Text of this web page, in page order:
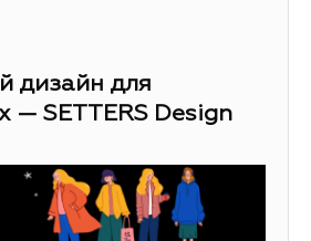
дизайн для
— SETTERS Design